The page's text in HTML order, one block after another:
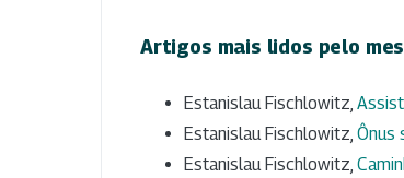
Artigos mais lidos pelo
Estanislau Fischlowitz,
Estanislau Fischlowitz, Ônus
Estanislau Fischlowitz,